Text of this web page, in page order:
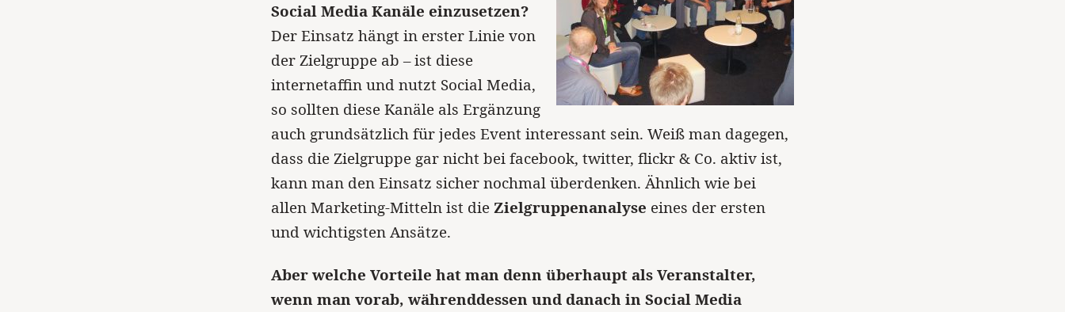
Social Media Kanäle einzusetzen?
Der Einsatz hängt in erster Linie von
der Zielgruppe ab – ist diese
internetaffin und nutzt Social Media,
so sollten diese Kanäle als Ergänzung
auch grundsätzlich für jedes Event interessant sein. Weiß man dagegen,
dass die Zielgruppe gar nicht bei facebook, twitter, flickr & Co. aktiv ist,
kann man den Einsatz sicher nochmal überdenken. Ähnlich wie bei
allen Marketing-Mitteln ist dieZielgruppenanalyse eines der ersten
und wichtigsten Ansätze.
Aber welche Vorteile hat man denn überhaupt als Veranstalter,
wenn man vorab, währenddessen und danach in Social Media